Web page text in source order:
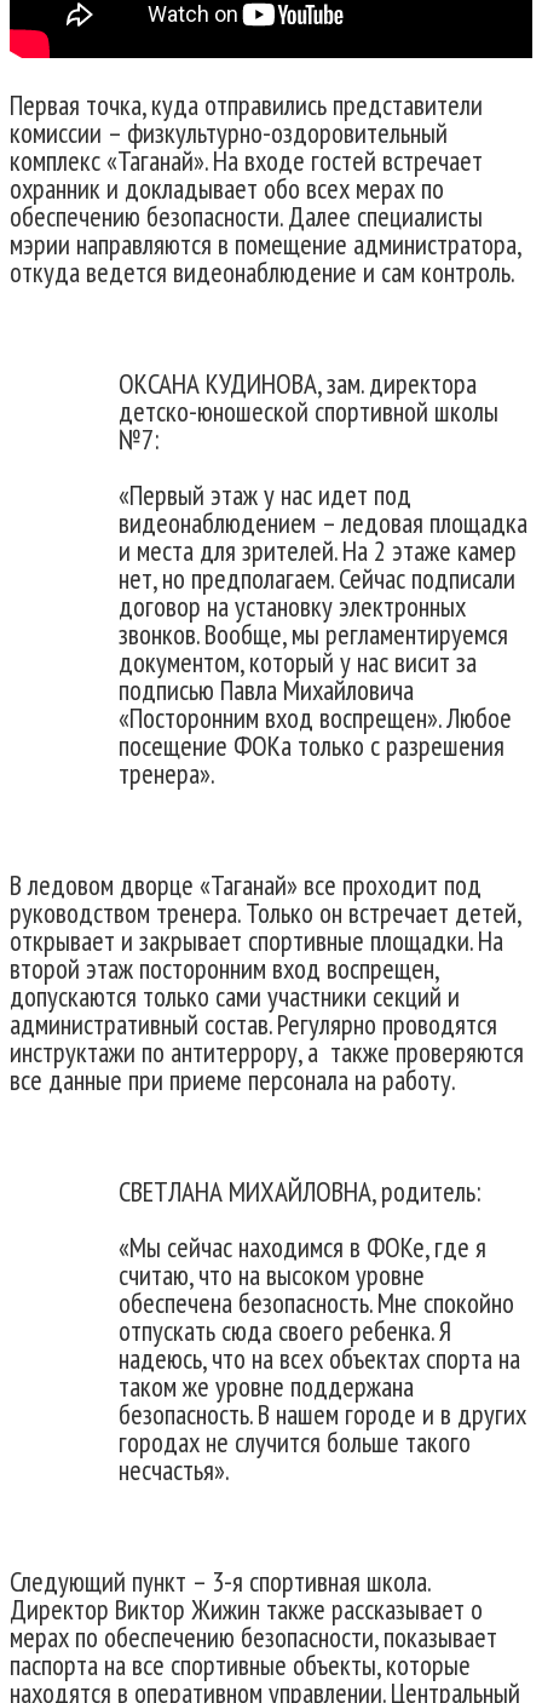
Первая точка, куда отправились представители
комиссии – физкультурно-оздоровительный
комплекс «Таганай». На входе гостей встречает
охранник и докладывает обо всех мерах по
обеспечению безопасности. Далее специалисты
мэрии направляются в помещение администратора,
откуда ведется видеонаблюдение и сам контроль.
ОКСАНА КУДИНОВА, зам. директора
детско-юношеской спортивной школы
№7:
«Первый этаж у нас идет под
видеонаблюдением – ледовая площадка
и места для зрителей. На 2 этаже камер
нет, но предполагаем. Сейчас подписали
договор на установку электронных
звонков. Вообще, мы регламентируемся
документом, который у нас висит за
подписью Павла Михайловича
«Посторонним вход воспрещен». Любое
посещение ФОКа только с разрешения
тренера».
В ледовом дворце «Таганай» все проходит под
руководством тренера. Только он встречает детей,
открывает и закрывает спортивные площадки. На
второй этаж посторонним вход воспрещен,
допускаются только сами участники секций и
административный состав. Регулярно проводятся
инструктажи по антитеррору, а также проверяются
все данные при приеме персонала на работу.
СВЕТЛАНА МИХАЙЛОВНА, родитель:
«Мы сейчас находимся в ФОКе, где я
считаю, что на высоком уровне
обеспечена безопасность. Мне спокойно
отпускать сюда своего ребенка. Я
надеюсь, что на всех объектах спорта на
таком же уровне поддержана
безопасность. В нашем городе и в других
городах не случится больше такого
несчастья».
Следующий пункт – 3-я спортивная школа.
Директор Виктор Жижин также рассказывает о
мерах по обеспечению безопасности, показывает
паспорта на все спортивные объекты, которые
находятся в оперативном управлении. Центральный